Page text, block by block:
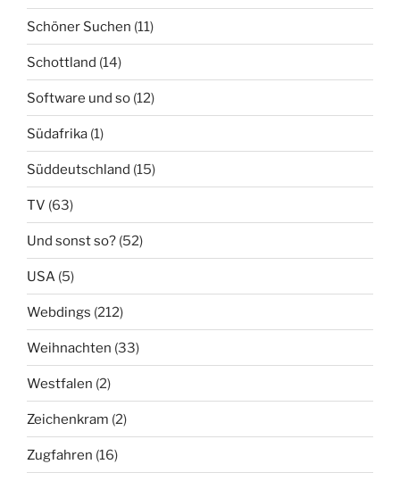
Schöner Suchen (11)
Schottland (14)
Software und so (12)
Südafrika (1)
Süddeutschland (15)
TV (63)
Und sonst so? (52)
USA (5)
Webdings (212)
Weihnachten (33)
Westfalen (2)
Zeichenkram (2)
Zugfahren (16)